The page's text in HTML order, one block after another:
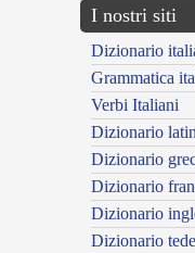
I nostri siti
Dizionario
Grammatica
Verbi Italiani
Dizionario
Dizionario
Dizionario
Dizionario
Dizionario